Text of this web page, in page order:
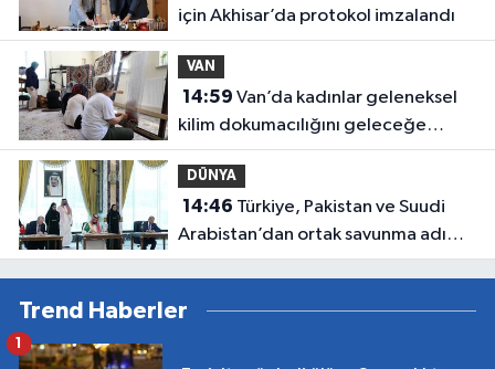
için Akhisar’da protokol imzalandı
VAN
14:59
kilim dokumacılığını geleceğe
taşıyor
DÜNYA
14:46
Arabistan’dan ortak savunma adımı:
Mekke Anlaşması imzalandı
Trend Haberler
1